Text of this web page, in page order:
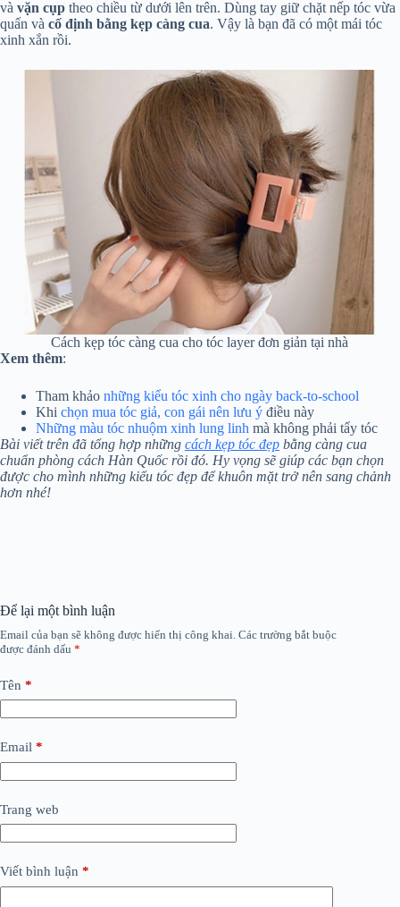
và vặn cụp theo chiều từ dưới lên trên. Dùng tay giữ chặt nếp tóc vừa
quấn và cố định bằng kẹp càng cua. Vậy là bạn đã có một mái tóc
xinh xắn rồi.
Cách kẹp tóc càng cua cho tóc layer đơn giản tại nhà
Xem thêm:
Tham khảo những kiểu tóc xinh cho ngày back-to-school
Khi chọn mua tóc giả, con gái nên lưu ý điều này
Những màu tóc nhuộm xinh lung linh mà không phải tẩy tóc
Bài viết trên đã tổng hợp những cách kẹp tóc đẹp bằng càng cua
chuẩn phòng cách Hàn Quốc rồi đó. Hy vọng sẽ giúp các bạn chọn
được cho mình những kiểu tóc đẹp để khuôn mặt trở nên sang chảnh
hơn nhé!
Để lại một bình luận
Email của bạn sẽ không được hiển thị công khai. Các trường bắt buộc
được đánh dấu *
Tên *
Email *
Trang web
Viết bình luận *